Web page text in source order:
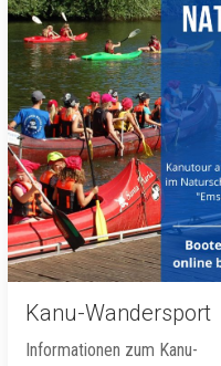
Kanu-Wandersport
Informationen zum Kanu-